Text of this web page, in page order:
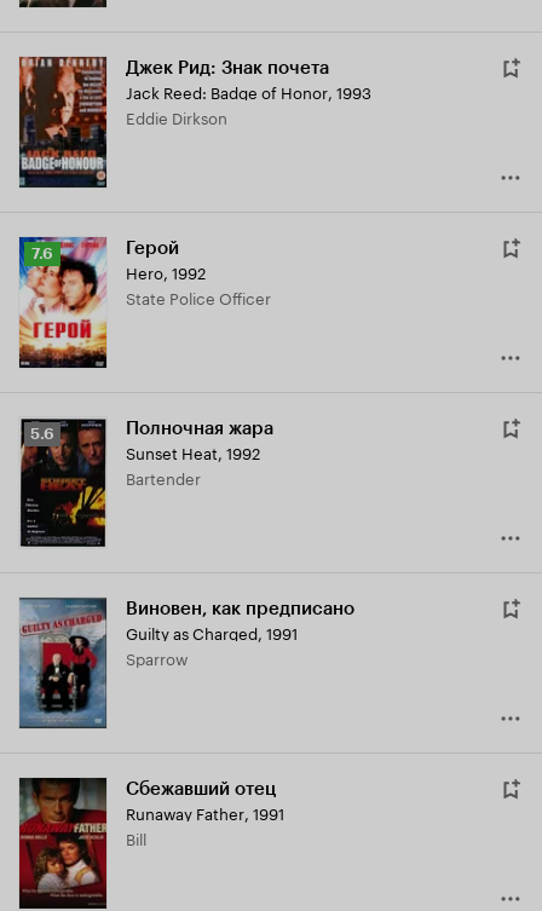
Джек Рид: Знак почета
Jack Reed: Badge of Honor, 1993
Eddie Dirkson
Рейтинг
Кинопоиска
7.6
7.6 Герой
Hero, 1992
State Police Officer
Рейтинг
Кинопоиска
5.6
5.6 Полночная жара
Sunset Heat, 1992
Bartender
Виновен, как предписано
Guilty as Charged, 1991
Sparrow
Сбежавший отец
Runaway Father, 1991
Bill